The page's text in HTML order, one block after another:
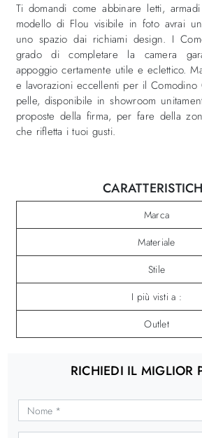
Ti domandi come abbinare letti,
modello di Flou visibile in foto avrai
uno spazio dai richiami design. I
grado di completare la camera
appoggio certamente utile e eclettico.
e lavorazioni eccellenti per il
pelle, disponibile in showroom
proposte della firma, per fare della
che rifletta i tuoi gusti.
Marca
Materiale
Stile
I più visti a :
Outlet
RICHIEDI IL MIGLIOR